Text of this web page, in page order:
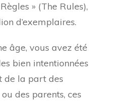
» (The Rules),
d’exemplaires.
âge, vous avez été
bien intentionnées
de la part des
des parents, ces